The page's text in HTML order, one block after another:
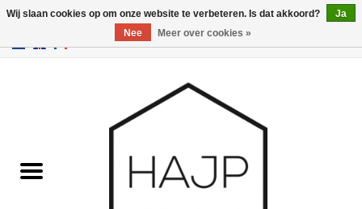
GBP/USD
Gadgets
Wij slaan cookies op om onze website te verbeteren. Is dat akkoord?
Ja
Nee
Meer over cookies »